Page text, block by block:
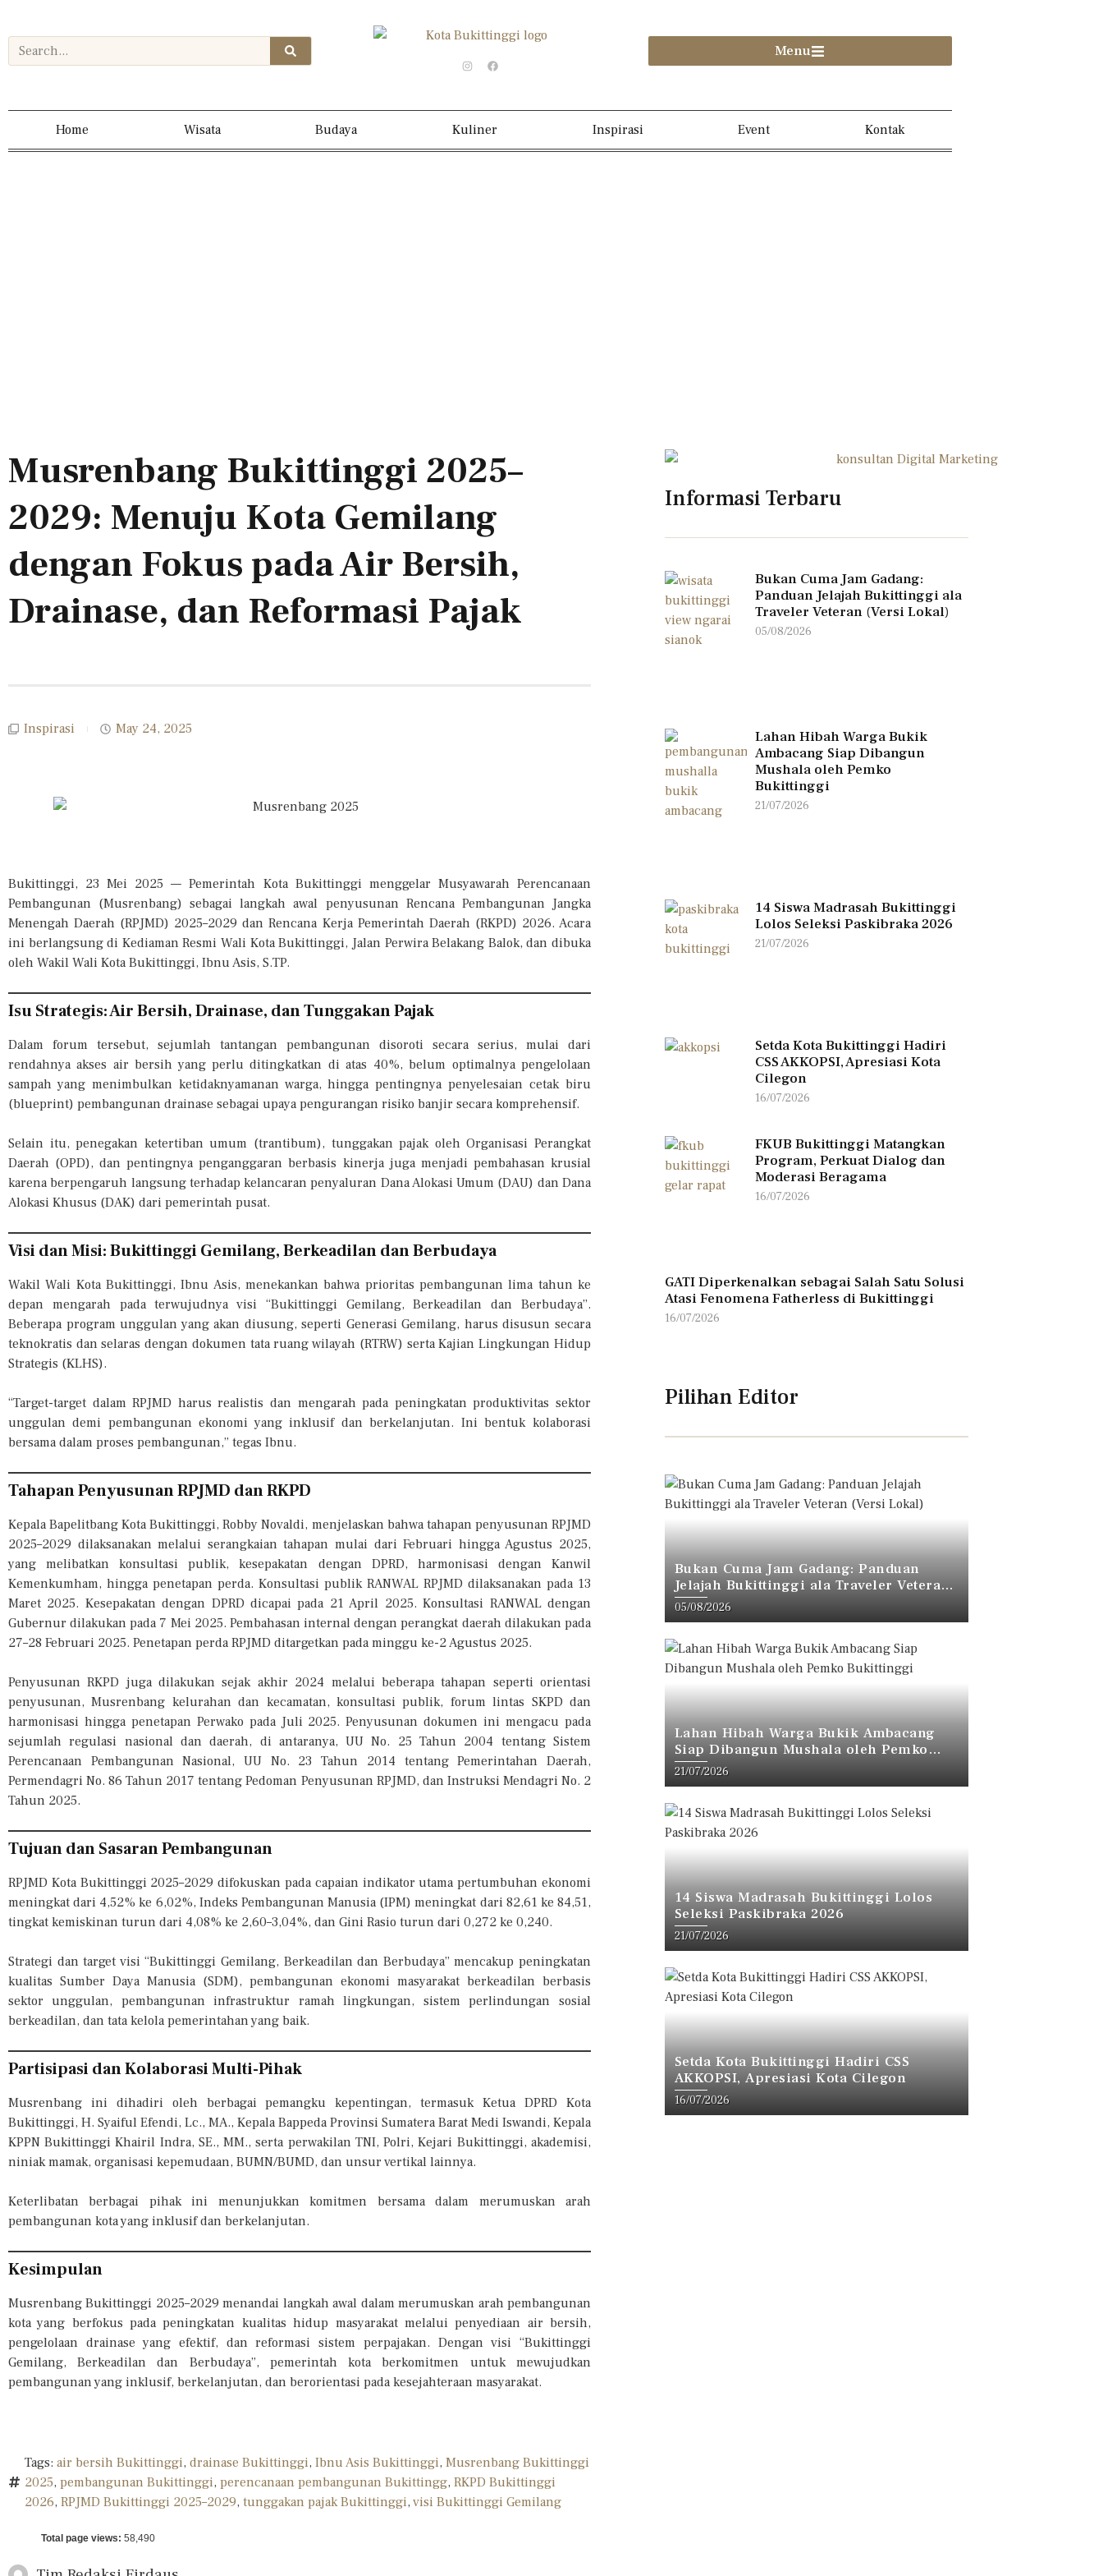
Menu
Home Wisata Budaya Kuliner Inspirasi Event Kontak
Musrenbang Bukittinggi 2025–
2029: Menuju Kota Gemilang
dengan Fokus pada Air Bersih,
Drainase, dan Reformasi Pajak
Inspirasi May 24, 2025
Bukittinggi, 23 Mei 2025 — Pemerintah Kota Bukittinggi menggelar Musyawarah Perencanaan
Pembangunan (Musrenbang) sebagai langkah awal penyusunan Rencana Pembangunan Jangka
Menengah Daerah (RPJMD) 2025–2029 dan Rencana Kerja Pemerintah Daerah (RKPD) 2026. Acara
ini berlangsung di Kediaman Resmi Wali Kota Bukittinggi, Jalan Perwira Belakang Balok, dan dibuka
oleh Wakil Wali Kota Bukittinggi, Ibnu Asis, S.TP.
Isu Strategis: Air Bersih, Drainase, dan Tunggakan Pajak
Dalam forum tersebut, sejumlah tantangan pembangunan disoroti secara serius, mulai dari
rendahnya akses air bersih yang perlu ditingkatkan di atas 40%, belum optimalnya pengelolaan
sampah yang menimbulkan ketidaknyamanan warga, hingga pentingnya penyelesaian cetak biru
(blueprint) pembangunan drainase sebagai upaya pengurangan risiko banjir secara komprehensif.
Selain itu, penegakan ketertiban umum (trantibum), tunggakan pajak oleh Organisasi Perangkat
Daerah (OPD), dan pentingnya penganggaran berbasis kinerja juga menjadi pembahasan krusial
karena berpengaruh langsung terhadap kelancaran penyaluran Dana Alokasi Umum (DAU) dan Dana
Alokasi Khusus (DAK) dari pemerintah pusat.
Visi dan Misi: Bukittinggi Gemilang, Berkeadilan dan Berbudaya
Wakil Wali Kota Bukittinggi, Ibnu Asis, menekankan bahwa prioritas pembangunan lima tahun ke
depan mengarah pada terwujudnya visi “Bukittinggi Gemilang, Berkeadilan dan Berbudaya”.
Beberapa program unggulan yang akan diusung, seperti Generasi Gemilang, harus disusun secara
teknokratis dan selaras dengan dokumen tata ruang wilayah (RTRW) serta Kajian Lingkungan Hidup
Strategis (KLHS).
“Target-target dalam RPJMD harus realistis dan mengarah pada peningkatan produktivitas sektor
unggulan demi pembangunan ekonomi yang inklusif dan berkelanjutan. Ini bentuk kolaborasi
bersama dalam proses pembangunan,” tegas Ibnu.
Tahapan Penyusunan RPJMD dan RKPD
Kepala Bapelitbang Kota Bukittinggi, Robby Novaldi, menjelaskan bahwa tahapan penyusunan RPJMD
2025–2029 dilaksanakan melalui serangkaian tahapan mulai dari Februari hingga Agustus 2025,
yang melibatkan konsultasi publik, kesepakatan dengan DPRD, harmonisasi dengan Kanwil
Kemenkumham, hingga penetapan perda. Konsultasi publik RANWAL RPJMD dilaksanakan pada 13
Maret 2025. Kesepakatan dengan DPRD dicapai pada 21 April 2025. Konsultasi RANWAL dengan
Gubernur dilakukan pada 7 Mei 2025. Pembahasan internal dengan perangkat daerah dilakukan pada
27–28 Februari 2025. Penetapan perda RPJMD ditargetkan pada minggu ke-2 Agustus 2025.
Penyusunan RKPD juga dilakukan sejak akhir 2024 melalui beberapa tahapan seperti orientasi
penyusunan, Musrenbang kelurahan dan kecamatan, konsultasi publik, forum lintas SKPD dan
harmonisasi hingga penetapan Perwako pada Juli 2025. Penyusunan dokumen ini mengacu pada
sejumlah regulasi nasional dan daerah, di antaranya, UU No. 25 Tahun 2004 tentang Sistem
Perencanaan Pembangunan Nasional, UU No. 23 Tahun 2014 tentang Pemerintahan Daerah,
Permendagri No. 86 Tahun 2017 tentang Pedoman Penyusunan RPJMD, dan Instruksi Mendagri No. 2
Tahun 2025.
Tujuan dan Sasaran Pembangunan
RPJMD Kota Bukittinggi 2025–2029 difokuskan pada capaian indikator utama pertumbuhan ekonomi
meningkat dari 4,52% ke 6,02%, Indeks Pembangunan Manusia (IPM) meningkat dari 82,61 ke 84,51,
tingkat kemiskinan turun dari 4,08% ke 2,60–3,04%, dan Gini Rasio turun dari 0,272 ke 0,240.
Strategi dan target visi “Bukittinggi Gemilang, Berkeadilan dan Berbudaya” mencakup peningkatan
kualitas Sumber Daya Manusia (SDM), pembangunan ekonomi masyarakat berkeadilan berbasis
sektor unggulan, pembangunan infrastruktur ramah lingkungan, sistem perlindungan sosial
berkeadilan, dan tata kelola pemerintahan yang baik.
Partisipasi dan Kolaborasi Multi-Pihak
Musrenbang ini dihadiri oleh berbagai pemangku kepentingan, termasuk Ketua DPRD Kota
Bukittinggi, H. Syaiful Efendi, Lc., MA., Kepala Bappeda Provinsi Sumatera Barat Medi Iswandi, Kepala
KPPN Bukittinggi Khairil Indra, SE., MM., serta perwakilan TNI, Polri, Kejari Bukittinggi, akademisi,
niniak mamak, organisasi kepemudaan, BUMN/BUMD, dan unsur vertikal lainnya.
Keterlibatan berbagai pihak ini menunjukkan komitmen bersama dalam merumuskan arah
pembangunan kota yang inklusif dan berkelanjutan.
Kesimpulan
Musrenbang Bukittinggi 2025–2029 menandai langkah awal dalam merumuskan arah pembangunan
kota yang berfokus pada peningkatan kualitas hidup masyarakat melalui penyediaan air bersih,
pengelolaan drainase yang efektif, dan reformasi sistem perpajakan. Dengan visi “Bukittinggi
Gemilang, Berkeadilan dan Berbudaya”, pemerintah kota berkomitmen untuk mewujudkan
pembangunan yang inklusif, berkelanjutan, dan berorientasi pada kesejahteraan masyarakat.
Tags: air bersih Bukittinggi, drainase Bukittinggi, Ibnu Asis Bukittinggi, Musrenbang Bukittinggi
2025, pembangunan Bukittinggi, perencanaan pembangunan Bukittingg, RKPD Bukittinggi
2026, RPJMD Bukittinggi 2025–2029, tunggakan pajak Bukittinggi, visi Bukittinggi Gemilang
Total page views: 58,490
Informasi Terbaru
Bukan Cuma Jam Gadang:
Panduan Jelajah Bukittinggi ala
Traveler Veteran (Versi Lokal)
05/08/2026
Lahan Hibah Warga Bukik
Ambacang Siap Dibangun
Mushala oleh Pemko
Bukittinggi
21/07/2026
14 Siswa Madrasah Bukittinggi
Lolos Seleksi Paskibraka 2026
21/07/2026
Setda Kota Bukittinggi Hadiri
CSS AKKOPSI, Apresiasi Kota
Cilegon
16/07/2026
FKUB Bukittinggi Matangkan
Program, Perkuat Dialog dan
Moderasi Beragama
16/07/2026
GATI Diperkenalkan sebagai Salah Satu Solusi
Atasi Fenomena Fatherless di Bukittinggi
16/07/2026
Pilihan Editor
Bukan Cuma Jam Gadang: Panduan
Jelajah Bukittinggi ala Traveler Veteran
(Versi Lokal)
05/08/2026
Lahan Hibah Warga Bukik Ambacang
Siap Dibangun Mushala oleh Pemko
Bukittinggi
21/07/2026
14 Siswa Madrasah Bukittinggi Lolos
Seleksi Paskibraka 2026
21/07/2026
Setda Kota Bukittinggi Hadiri CSS
AKKOPSI, Apresiasi Kota Cilegon
16/07/2026